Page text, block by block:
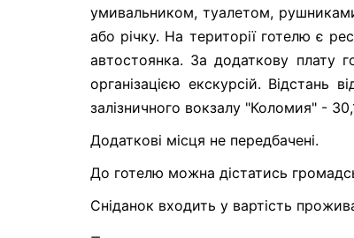
умивальником, туалетом,
або річку. На території готелю є
автостоянка. За додаткову плату
організацією екскурсій.
залізничного вокзалу "Коломия" -
Додаткові місця не передбачені.
До готелю можна дістатись
Сніданок входить у вартість